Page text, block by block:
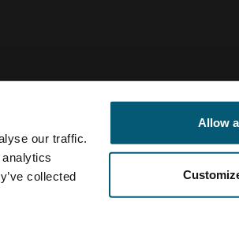
our traffic.
collected
Allow
de cookies Configuración de cookies